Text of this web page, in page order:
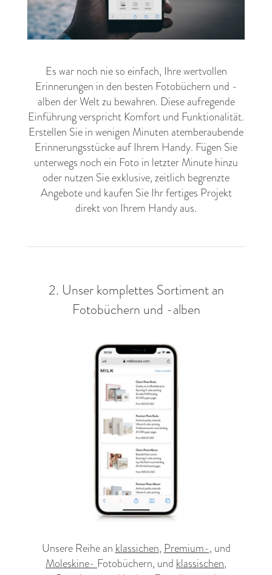
Es war noch nie so einfach, Ihre wertvollen
Erinnerungen in den besten Fotobüchern und -
alben der Welt zu bewahren. Diese aufregende
Einführung verspricht Komfort und Funktionalität.
Erstellen Sie in wenigen Minuten atemberaubende
Erinnerungsstücke auf Ihrem Handy. Fügen Sie
unterwegs noch ein Foto in letzter Minute hinzu
oder nutzen Sie exklusive, zeitlich begrenzte
Angebote und kaufen Sie Ihr fertiges Projekt
direkt von Ihrem Handy aus.
2. Unser komplettes Sortiment an
Fotobüchern und -alben
Unsere Reihe an klassichen, Premium-, und
Moleskine- Fotobüchern, und klassischen,